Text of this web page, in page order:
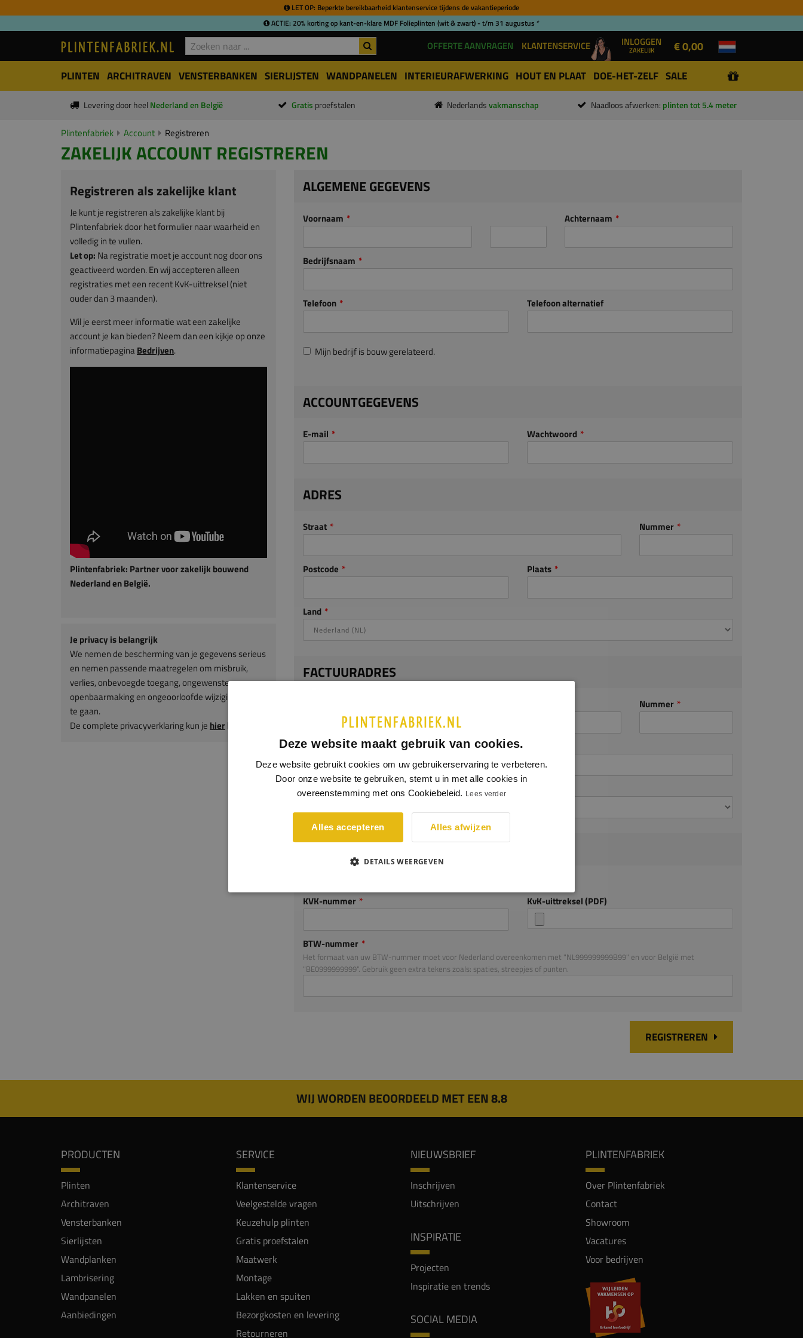
LET OP: Beperkte bereikbaarheid klantenservice tijdens de vakantieperiode
ACTIE: 20% korting op kant-en-klare MDF Folieplinten (wit & zwart) - t/m 31 augustus *
OFFERTE AANVRAGEN KLANTENSERVICE INLOGGEN
ZAKELIJK € 0,00
PLINTEN ARCHITRAVEN VENSTERBANKEN SIERLIJSTEN WANDPANELEN INTERIEURAFWERKING HOUT EN PLAAT DOE-HET-ZELF SALE
Levering door heel Nederland en België Gratis proefstalen Nederlands vakmanschap Naadloos afwerken: plinten tot 5.4 meter
Plintenfabriek Account Registreren
ZAKELIJK ACCOUNT REGISTREREN
Registreren als zakelijke klant
Je kunt je registreren als zakelijke klant bij
Plintenfabriek door het formulier naar waarheid en
volledig in te vullen.
Let op: Na registratie moet je account nog door ons
geactiveerd worden. En wij accepteren alleen
registraties met een recent KvK-uittreksel (niet
ouder dan 3 maanden).
Wil je eerst meer informatie wat een zakelijke
account je kan bieden? Neem dan een kijkje op onze
informatiepagina Bedrijven.
Plintenfabriek: Partner voor zakelijk bouwend
Nederland en België.
Je privacy is belangrijk
We nemen de bescherming van je gegevens serieus
en nemen passende maatregelen om misbruik,
verlies, onbevoegde toegang, ongewenste
openbaarmaking en ongeoorloofde wijziging tegen
te gaan.
De complete privacyverklaring kun je hierlezen.
ALGEMENE GEGEVENS
Voornaam Achternaam
Bedrijfsnaam
Telefoon Telefoon alternatief
Mijn bedrijf is bouw gerelateerd.
ACCOUNTGEGEVENS
E-mail Wachtwoord
ADRES
Straat Nummer
Postcode Plaats
Land
FACTUURADRES
Nummer
Postcode
Land
KVK-NUMMER EN UITTREKSEL
KVK-nummer KvK-uittreksel (PDF)
BTW-nummer
Het formaat van uw BTW-nummer moet voor Nederland overeenkomen met "NL999999999B99" en voor België met
"BE0999999999". Gebruik geen extra tekens zoals: spaties, streepjes of punten.
REGISTREREN
WIJ WORDEN BEOORDEELD MET EEN 8.8
PRODUCTEN
Plinten
Architraven
Vensterbanken
Sierlijsten
Wandplanken
Lambrisering
Wandpanelen
Aanbiedingen
SERVICE
Klantenservice
Veelgestelde vragen
Keuzehulp plinten
Gratis proefstalen
Maatwerk
Montage
Lakken en spuiten
Bezorgkosten en levering
Retourneren
NIEUWSBRIEF
Inschrijven
Uitschrijven
INSPIRATIE
Projecten
Inspiratie en trends
SOCIAL MEDIA
PLINTENFABRIEK
Over Plintenfabriek
Contact
Showroom
Vacatures
Voor bedrijven
Deze website maakt gebruik van cookies.
Deze website gebruikt cookies om uw gebruikerservaring te verbeteren.
Door onze website te gebruiken, stemt u in met alle cookies in
overeenstemming met ons Cookiebeleid. Lees verder
Alles accepteren Alles afwijzen
DETAILS WEERGEVEN